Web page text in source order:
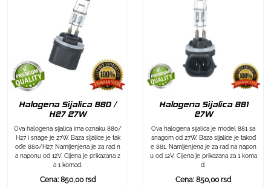
Halogena Sijalica 880 /
H27 27W
Ova halogena sijalica ima oznaku 880/
H27 i snage je 27W. Baza sijalice je tak
ođe 880/H27. Namijenjena je za rad n
a naponu od 12V. Cijena je prikazana z
a 1 komad.
Cena: 850,00 rsd
Halogena Sijalica 881
27W
Ova halogena sijalica je model 881 sa
snagom od 27W. Baza sijalice je takođ
e 881. Namijenjena je za rad na napon
u od 12V. Cijena je prikazana za 1 koma
d.
Cena: 850,00 rsd